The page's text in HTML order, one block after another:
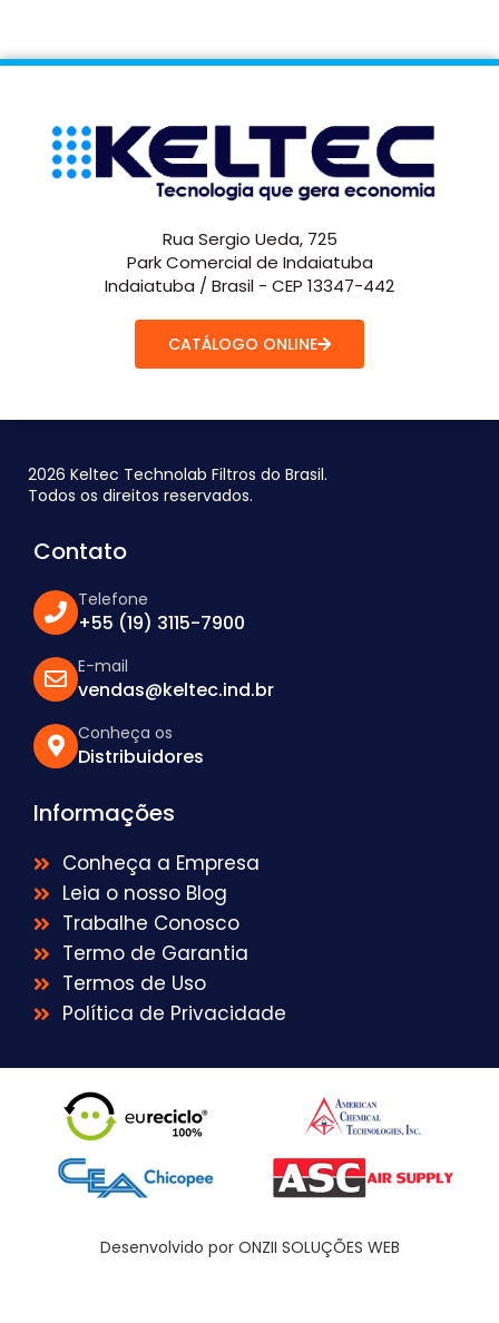
Rua Sergio Ueda, 725
Park Comercial de Indaiatuba
Indaiatuba / Brasil - CEP 13347-442
CATÁLOGO ONLINE
2026 Keltec Technolab Filtros do Brasil.
Todos os direitos reservados.
Contato
Telefone
+55 (19) 3115-7900
E-mail
vendas@keltec.ind.br
Conheça os
Distribuidores
Informações
Conheça a Empresa
Leia o nosso Blog
Trabalhe Conosco
Termo de Garantia
Termos de Uso
Política de Privacidade
Desenvolvido por ONZII SOLUÇÕES WEB